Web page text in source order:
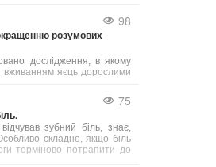
які продукують леткі98
розумових
дослідження, в якому
вживанням яєць дорослими
підвищити інтелект,
когнітивні функції.
75
зубний біль, знає,
складно, якщо біль
терміново потрапити до